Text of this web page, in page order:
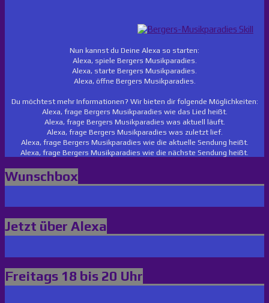
Nun kannst du Deine Alexa so starten:
Alexa, spiele Bergers Musikparadies.
Alexa, starte Bergers Musikparadies.
Alexa, öffne Bergers Musikparadies.
Du möchtest mehr Informationen? Wir bieten dir folgende Möglichkeiten:
Alexa, frage Bergers Musikparadies wie das Lied heißt.
Alexa, frage Bergers Musikparadies was aktuell läuft.
Alexa, frage Bergers Musikparadies was zuletzt lief.
Alexa, frage Bergers Musikparadies wie die aktuelle Sendung heißt.
Alexa, frage Bergers Musikparadies wie die nächste Sendung heißt.
Wunschbox
Jetzt über Alexa
Freitags 18 bis 20 Uhr